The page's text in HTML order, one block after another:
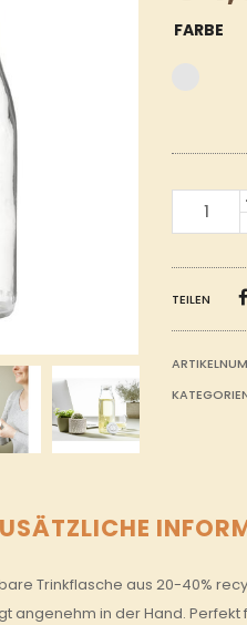
FARBE
BOTTLE
TEILEN
Trinkflasche aus 20-40%
angenehm in der Hand.